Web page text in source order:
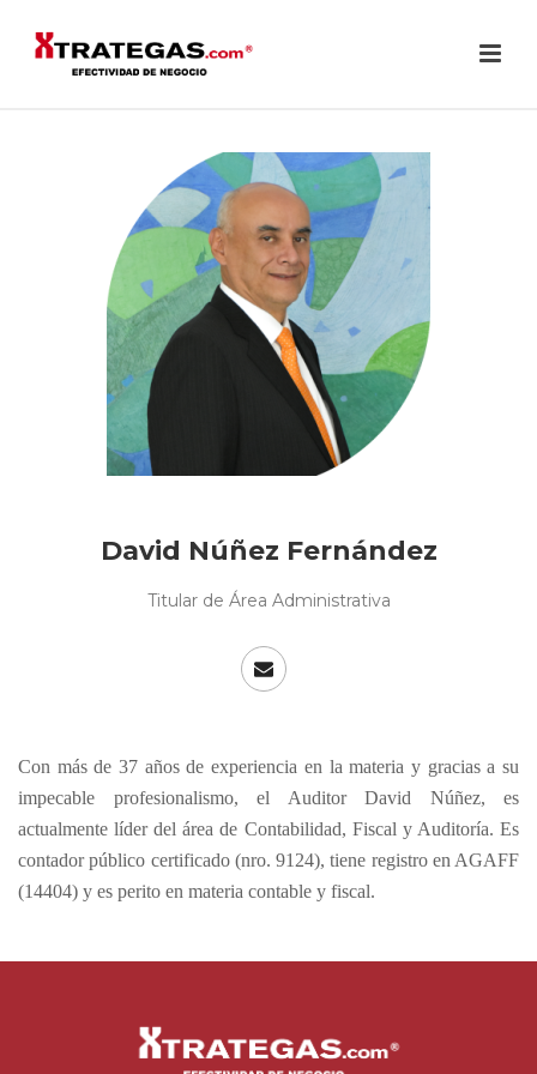
David Núñez Fernández
Titular de Área Administrativa
Con más de 37 años de experiencia en la materia y gracias a su
impecable profesionalismo, el Auditor David Núñez, es
actualmente líder del área de Contabilidad, Fiscal y Auditoría. Es
contador público certificado (nro. 9124), tiene registro en AGAFF
(14404) y es perito en materia contable y fiscal.